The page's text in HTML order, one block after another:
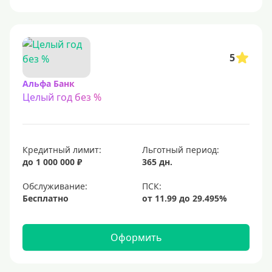
С 23 лет
Льготный период (без процентов)
С льготным периодом
50 дней
55 дней
На 90 дней
100 дней
110 дней
5
Альфа Банк
Целый год без %
Кредитный лимит:
до 1 000 000 ₽
Льготный период:
365 дн.
Обслуживание:
Бесплатно
Оформить